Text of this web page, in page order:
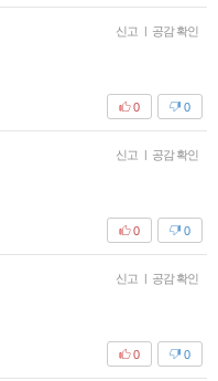
신고 | 공감 확인
0
0
신고 | 공감 확인
0
0
신고 | 공감 확인
0
0